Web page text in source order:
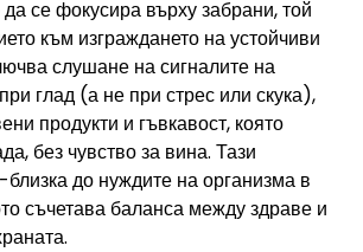
се фокусира върху забрани, той
към изграждането на устойчиви
слушане на сигналите на
глад (а не при стрес или скука),
продукти и гъвкавост, която
без чувство за вина. Тази
до нуждите на организма в
съчетава баланса между здраве и